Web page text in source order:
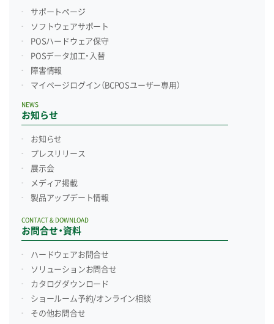
サポートページ
ソフトウェアサポート
POSハードウェア保守
POSデータ加工・入替
障害情報
マイページログイン （BCPOSユーザー専用）
お知らせ
NEWS
お知らせ
プレスリリース
展示会
メディア掲載
製品アップデート情報
お問合せ・資料
CONTACT & DOWNLOAD
ハードウェアお問合せ
ソリューションお問合せ
カタログダウンロード
ショールーム予約/オンライン相談
その他お問合せ